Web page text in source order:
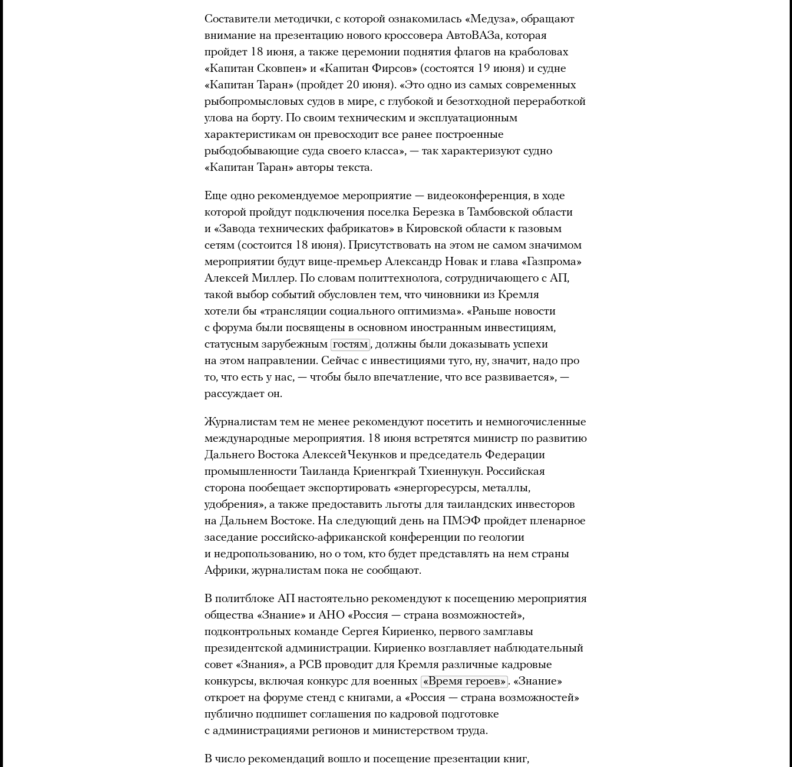
Составители методички, с которой ознакомилась «Медуза», обращают
внимание на презентацию нового кроссовера АвтоВАЗа, которая
пройдет 18 июня, а также церемонии поднятия флагов на краболовах
«Капитан Сковпен» и «Капитан Фирсов» (состоятся 19 июня) и судне
«Капитан Таран» (пройдет 20 июня). «Это одно из самых современных
рыбопромысловых судов в мире, с глубокой и безотходной переработкой
улова на борту. По своим техническим и эксплуатационным
характеристикам он превосходит все ранее построенные
рыбодобывающие суда своего класса», — так характеризуют судно
«Капитан Таран» авторы текста.
Еще одно рекомендуемое мероприятие — видеоконференция, в ходе
которой пройдут подключения поселка Березка в Тамбовской области
и «Завода технических фабрикатов» в Кировской области к газовым
сетям (состоится 18 июня). Присутствовать на этом не самом значимом
мероприятии будут вице-премьер Александр Новак и глава «Газпрома»
Алексей Миллер. По словам политтехнолога, сотрудничающего с АП,
такой выбор событий обусловлен тем, что чиновники из Кремля
хотели бы «трансляции социального оптимизма». «Раньше новости
с форума были посвящены в основном иностранным инвестициям,
статусным зарубежным гостям , должны были доказывать успехи
на этом направлении. Сейчас с инвестициями туго, ну, значит, надо про
то, что есть у нас, — чтобы было впечатление, что все развивается», —
рассуждает он.
Журналистам тем не менее рекомендуют посетить и немногочисленные
международные мероприятия. 18 июня встретятся министр по развитию
Дальнего Востока Алексей Чекунков и председатель Федерации
промышленности Таиланда Криенгкрай Тхиеннукун. Российская
сторона пообещает экспортировать «энергоресурсы, металлы,
удобрения», а также предоставить льготы для таиландских инвесторов
на Дальнем Востоке. На следующий день на ПМЭФ пройдет пленарное
заседание российско-африканской конференции по геологии
и недропользованию, но о том, кто будет представлять на нем страны
Африки, журналистам пока не сообщают.
В политблоке АП настоятельно рекомендуют к посещению мероприятия
общества «Знание» и АНО «Россия — страна возможностей»,
подконтрольных команде Сергея Кириенко, первого замглавы
президентской администрации. Кириенко возглавляет наблюдательный
совет «Знания», а РСВ проводит для Кремля различные кадровые
конкурсы, включая конкурс для военных «Время героев» . «Знание»
откроет на форуме стенд с книгами, а «Россия — страна возможностей»
публично подпишет соглашения по кадровой подготовке
с администрациями регионов и министерством труда.
В число рекомендаций вошло и посещение презентации книг,